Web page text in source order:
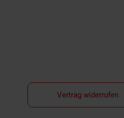
Vertrag widerrufen